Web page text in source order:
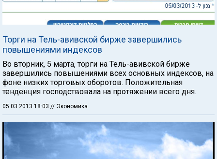
Торги на Тель-авивской бирже завершились
повышениями индексов
Во вторник, 5 марта, торги на Тель-авивской бирже
завершились повышениями всех основных индексов, на
фоне низких торговых оборотов. Положительная
тенденция господствовала на протяжении всего дня.
05.03.2013 18:03 // Экономика